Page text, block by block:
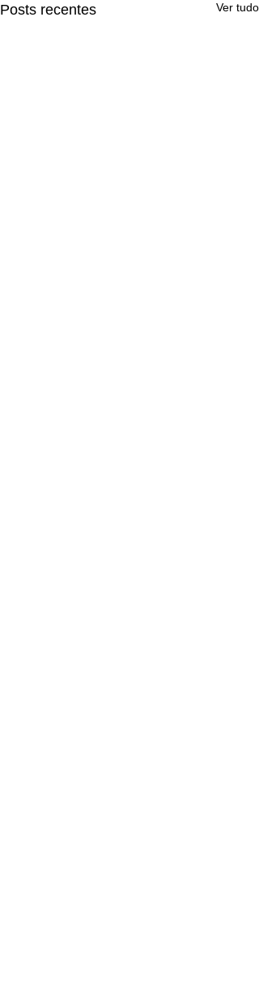
Posts recentes Ver tudo